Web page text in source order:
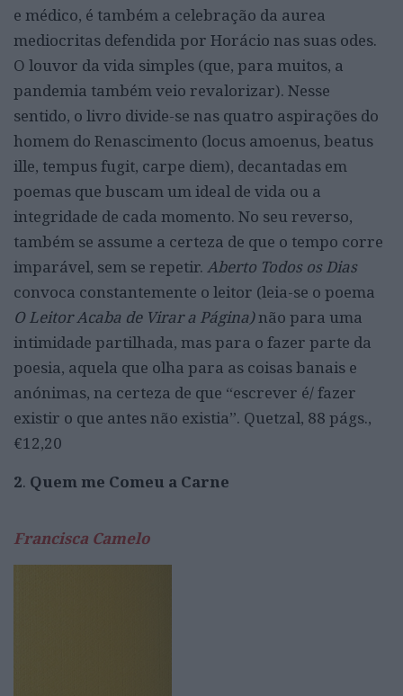
e médico, é também a celebração da aurea
mediocritas defendida por Horácio nas suas odes.
O louvor da vida simples (que, para muitos, a
pandemia também veio revalorizar). Nesse
sentido, o livro divide-se nas quatro aspirações do
homem do Renascimento (locus amoenus, beatus
ille, tempus fugit, carpe diem), decantadas em
poemas que buscam um ideal de vida ou a
integridade de cada momento. No seu reverso,
também se assume a certeza de que o tempo corre
imparável, sem se repetir. Aberto Todos os Dias
convoca constantemente o leitor (leia-se o poema
O Leitor Acaba de Virar a Página)não para uma
intimidade partilhada, mas para o fazer parte da
poesia, aquela que olha para as coisas banais e
anónimas, na certeza de que “escrever é/ fazer
existir o que antes não existia”. Quetzal, 88 págs.,
€12,20
2. Quem me Comeu a Carne
Francisca Camelo